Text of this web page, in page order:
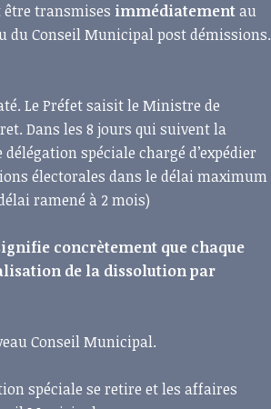
être transmises immédiatementau
du Conseil Municipal post démissions.
Le Préfet saisit le Ministre de
Dans les 8 jours qui suivent la
spéciale chargé d’expédier
électorales dans le délai maximum
ramené à 2 mois)
concrètement que chaque
de la dissolution par
Conseil Municipal.
spéciale se retire et les affaires